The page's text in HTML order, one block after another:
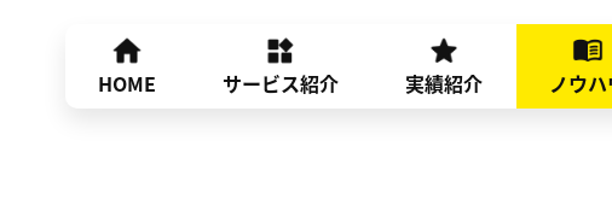
HOME サービス紹介 実績紹介 ノウ